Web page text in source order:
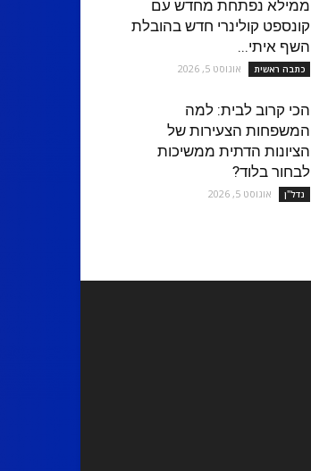
ממילא נפתחת מחדש עם
קונספט קולינרי חדש בהובלת
השף איתי...
כתבה ראשית אוגוסט 5, 2026
הכי קרוב לבית: למה
המשפחות הצעירות של
הציונות הדתית ממשיכות
לבחור בלוד?
נדל''ן אוגוסט 5, 2026